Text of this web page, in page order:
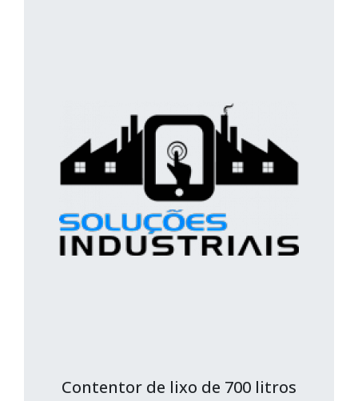
Contentor de lixo de 700 litros